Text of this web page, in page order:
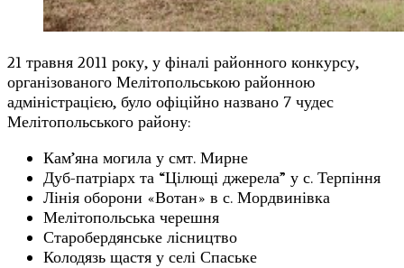
21 травня 2011 року, у фіналі районного конкурсу,
організованого Мелітопольською районною
адміністрацією, було офіційно названо 7 чудес
Мелітопольського району:
Кам’яна могила у смт. Мирне
Дуб-патріарх та “Цілющі джерела” у с. Терпіння
Лінія оборони «Вотан» в с. Мордвинівка
Мелітопольська черешня
Старобердянське лісництво
Колодязь щастя у селі Спаське